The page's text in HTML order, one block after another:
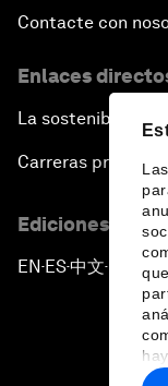
Contacte con
Enlaces
La sostenibilidad
Carreras
Ediciones en
EN ▪ES▪中文▪ 日本語